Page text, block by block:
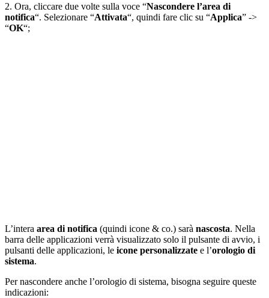
2. Ora, cliccare due volte sulla voce “Nascondere l’area di
notifica“. Selezionare “Attivata“, quindi fare clic su “Applica” ->
“OK“;
L’intera area di notifica (quindi icone & co.) sarà nascosta. Nella
barra delle applicazioni verrà visualizzato solo il pulsante di avvio, i
pulsanti delle applicazioni, le icone personalizzate e l’orologio di
sistema.
Per nascondere anche l’orologio di sistema, bisogna seguire queste
indicazioni: